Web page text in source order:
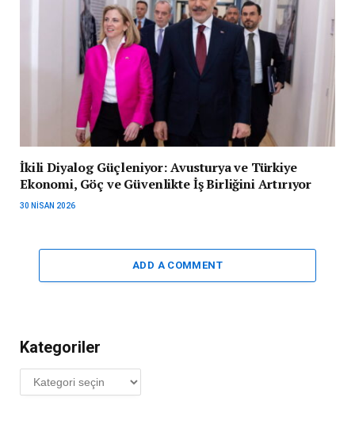
İkili Diyalog Güçleniyor: Avusturya ve Türkiye
Ekonomi, Göç ve Güvenlikte İş Birliğini Artırıyor
30 NISAN 2026
ADD A COMMENT
Kategoriler
Kategoriler